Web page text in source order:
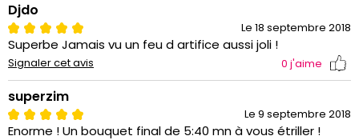
Djdo
Le 18 septembre 2018
Superbe Jamais vu un feu d artifice aussi joli !
Signaler cet avis 0 j'aime
superzim
Le 9 septembre 2018
Enorme ! Un bouquet final de 5:40 mn à vous étriller !